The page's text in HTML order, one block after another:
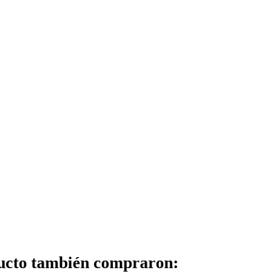
también compraron: